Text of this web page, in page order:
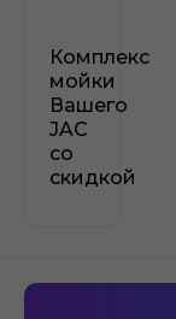
Комплекс
мойки
Вашего
JAC
со
скидкой